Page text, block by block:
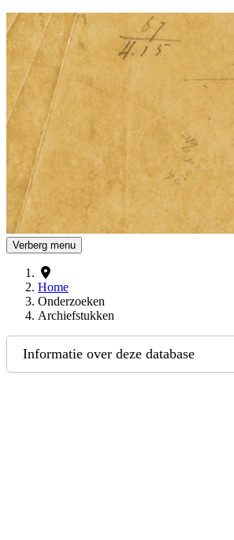
Drents Archief
Verberg menu
Home
Onderzoeken
Archiefstukken
Informatie over deze database